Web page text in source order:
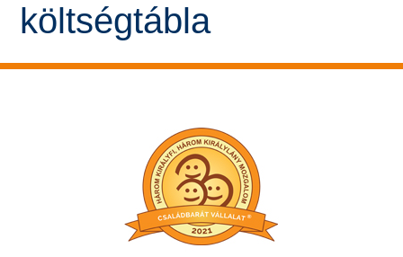
költségtábla